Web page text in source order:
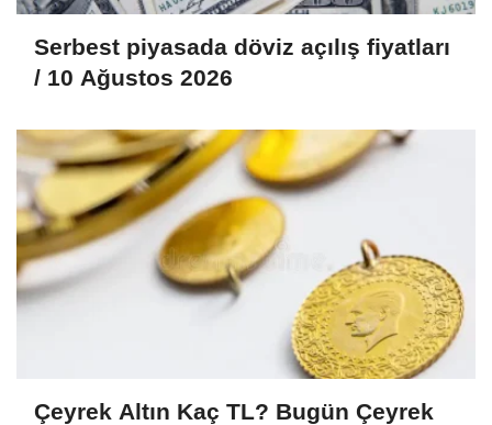
Serbest piyasada döviz açılış fiyatları
/ 10 Ağustos 2026
Çeyrek Altın Kaç TL? Bugün Çeyrek